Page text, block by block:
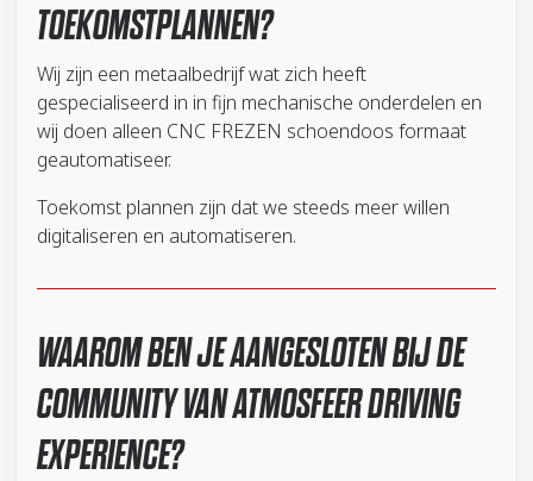
TOEKOMSTPLANNEN?
Wij zijn een metaalbedrijf wat zich heeft
gespecialiseerd in in fijn mechanische onderdelen en
wij doen alleen CNC FREZEN schoendoos formaat
geautomatiseer.
Toekomst plannen zijn dat we steeds meer willen
digitaliseren en automatiseren.
WAAROM BEN JE AANGESLOTEN BIJ DE
COMMUNITY VAN ATMOSFEER DRIVING
EXPERIENCE?